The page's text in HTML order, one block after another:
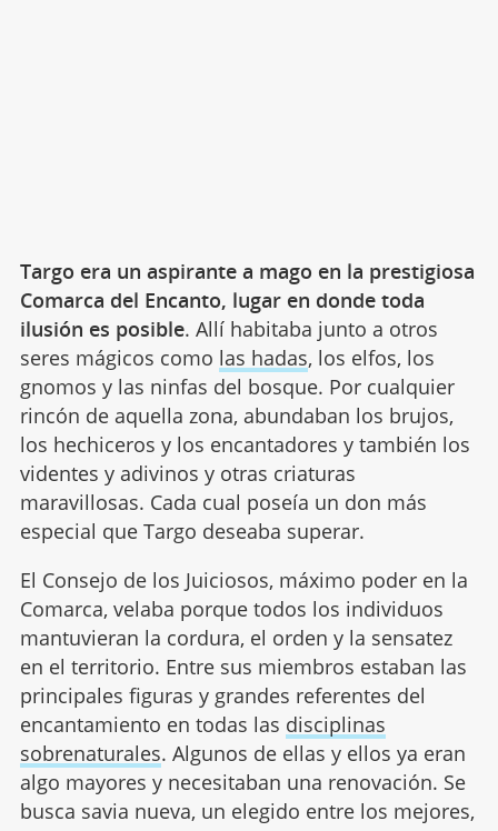
Targo era un aspirante a mago en la prestigiosa
Comarca del Encanto, lugar en donde toda
ilusión es posible. Allí habitaba junto a otros
seres mágicos como las hadas, los elfos, los
gnomos y las ninfas del bosque. Por cualquier
rincón de aquella zona, abundaban los brujos,
los hechiceros y los encantadores y también los
videntes y adivinos y otras criaturas
maravillosas. Cada cual poseía un don más
especial que Targo deseaba superar.
El Consejo de los Juiciosos, máximo poder en la
Comarca, velaba porque todos los individuos
mantuvieran la cordura, el orden y la sensatez
en el territorio. Entre sus miembros estaban las
principales figuras y grandes referentes del
encantamiento en todas las disciplinas
sobrenaturales. Algunos de ellas y ellos ya eran
algo mayores y necesitaban una renovación. Se
busca savia nueva, un elegido entre los mejores,